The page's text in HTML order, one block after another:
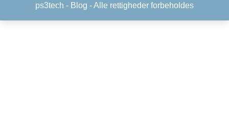
ps3tech - Blog - Alle rettigheder forbeholdes